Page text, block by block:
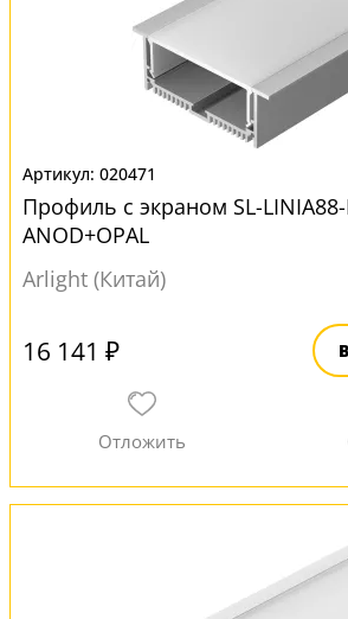
020471
Профиль с экраном SL-
ANOD+OPAL
Arlight (Китай)
16 141 ₽